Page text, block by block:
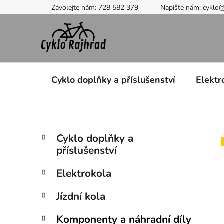
na
Zavolejte nám: 728 582 379 Napište nám:
Cyklo doplňky a příslušenství
P
t
a
Přeskočit
kategorie
K
a
g
r
e
Cyklo doplňky a
příslušenství
Elektrokola
Jízdní kola
Komponenty a náhradní díly